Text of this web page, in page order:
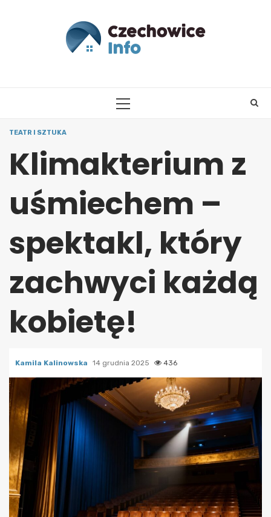
PRIMARY
TEATR I SZTUKA
Klimakterium z
uśmiechem –
spektakl, który
zachwyci każdą
kobietę!
Kamila Kalinowska 14 grudnia 2025 436